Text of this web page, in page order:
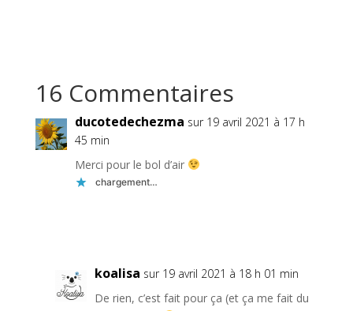
16 Commentaires
ducotedechezma sur 19 avril 2021 à 17 h
45 min
Merci pour le bol d’air
chargement…
koalisa sur 19 avril 2021 à 18 h 01 min
De rien, c’est fait pour ça (et ça me fait du